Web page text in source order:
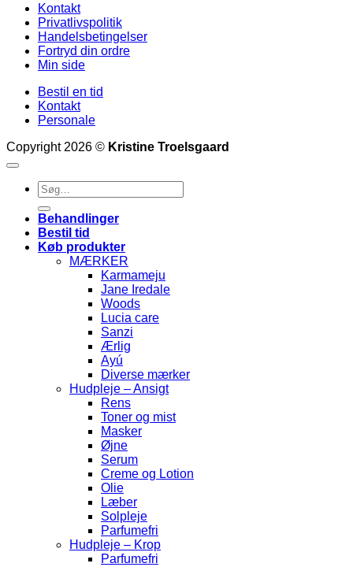
Kontakt
Privatlivspolitik
Handelsbetingelser
Fortryd din ordre
Min side
Bestil en tid
Kontakt
Personale
Copyright 2026 © Kristine Troelsgaard
Søg
efter:
Behandlinger
Bestil tid
Køb produkter
MÆRKER
Karmameju
Jane Iredale
Woods
Lucia care
Sanzi
Ærlig
Ayú
Diverse mærker
Hudpleje – Ansigt
Rens
Toner og mist
Masker
Øjne
Serum
Creme og Lotion
Olie
Læber
Solpleje
Parfumefri
Hudpleje – Krop
Parfumefri